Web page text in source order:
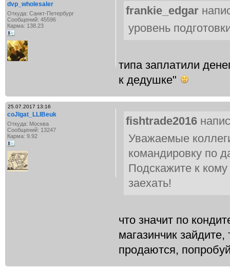
dvp_wholesaler
Откуда: Санкт-Петербург
Сообщений: 45596
Карма: 138.23
frankie_edgar
уровень
типа заплатили
к дедушке"
25.07.2017 13:16
coJIgat_LLIBeuk
Откуда: Москва
Сообщений: 13247
Карма: 9.92
fishtrade2016
Уважаемые
командировку по
Подскажите к
заехать!
что значит по
магазинчик
продаются,